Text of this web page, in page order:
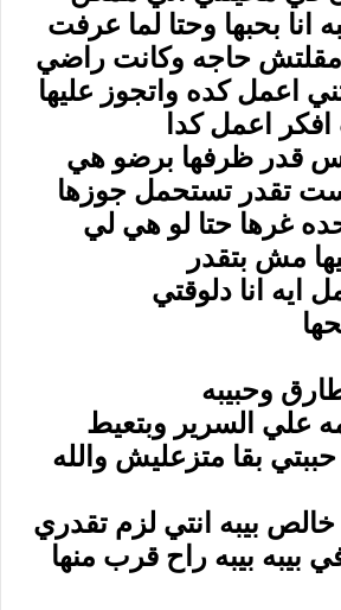
انا بحبها وحتا لما عرفت
مقلتش حاجه وكانت راضي
اعمل كده واتجوز عليها
اعمل كدا
قدر ظرفها برضو هي
تقدر تستحمل جوزها
غرها حتا لو هي لي
مش بتقدر
انا دلوقتي
وحبيبه
علي السرير وبتعيط
بقا متزعليش والله
بيبه انتي لزم تقدري
بيبه بيبه راح قرب منها